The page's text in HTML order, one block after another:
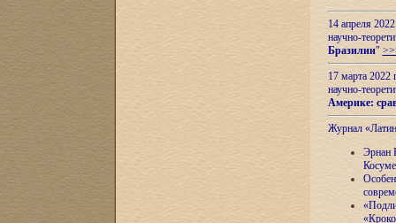
14 апреля
научно-
Бразилии"
17 марта 2022
научно-
Америке:
Журнал
Эрнан